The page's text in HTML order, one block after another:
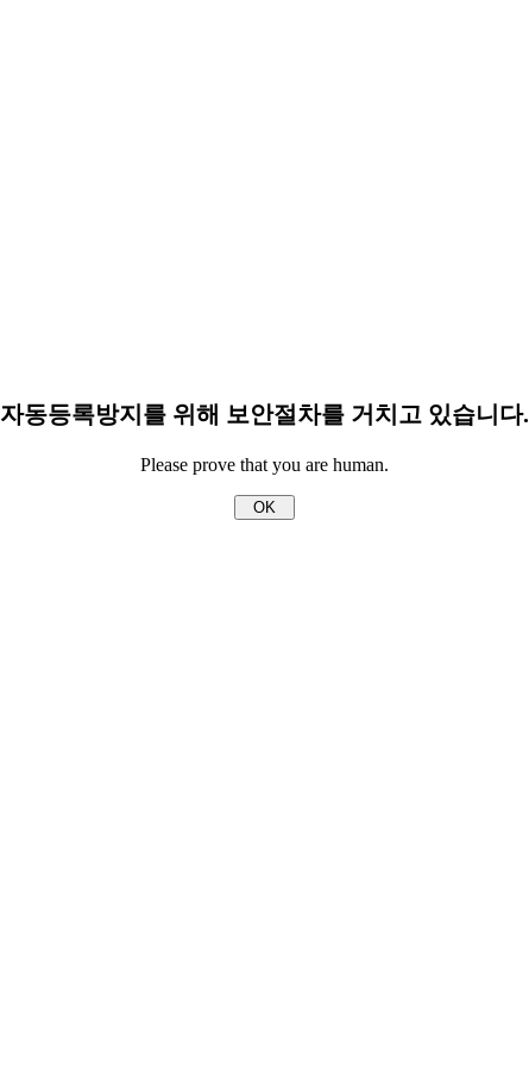
자동등록방지를 위해 보안절차를 거치고 있습니다.
Please prove that you are human.